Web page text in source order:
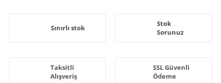
Sınırlı stok
Stok
Sorunuz
Taksitli
Alışveriş
SSL Güvenli
Ödeme